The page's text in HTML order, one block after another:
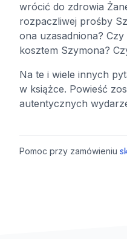
wrócić do zdrowia
rozpaczliwej prośby
ona uzasadniona?
kosztem Szymona?
Na te i wiele innych
w książce. Powieść
autentycznych
Pomoc przy zamówieniu